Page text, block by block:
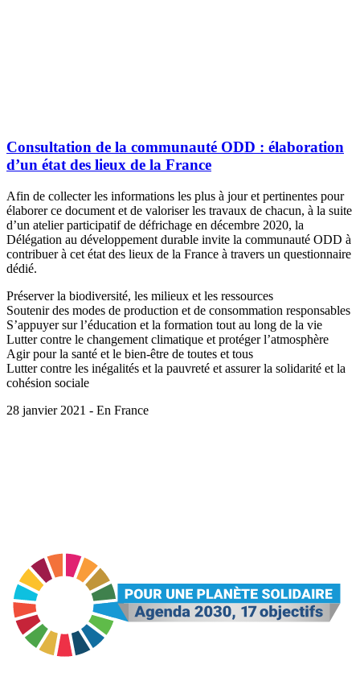
Consultation de la communauté ODD : élaboration
d’un état des lieux de la France
Afin de collecter les informations les plus à jour et pertinentes pour
élaborer ce document et de valoriser les travaux de chacun, à la suite
d’un atelier participatif de défrichage en décembre 2020, la
Délégation au développement durable invite la communauté ODD à
contribuer à cet état des lieux de la France à travers un questionnaire
dédié.
Préserver la biodiversité, les milieux et les ressources
Soutenir des modes de production et de consommation responsables
S’appuyer sur l’éducation et la formation tout au long de la vie
Lutter contre le changement climatique et protéger l’atmosphère
Agir pour la santé et le bien-être de toutes et tous
Lutter contre les inégalités et la pauvreté et assurer la solidarité et la
cohésion sociale
28 janvier 2021 - En France